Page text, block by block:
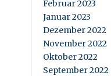
Februar 2023
Januar 2023
Dezember 2022
November 2022
Oktober 2022
September 2022